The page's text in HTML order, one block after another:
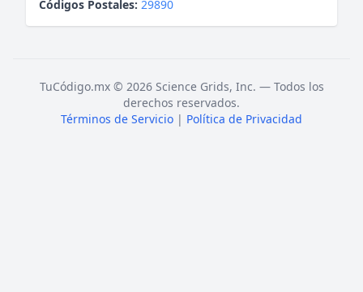
Códigos Postales: 29890
TuCódigo.mx © 2026 Science Grids, Inc. — Todos los
derechos reservados.
Términos de Servicio | Política de Privacidad